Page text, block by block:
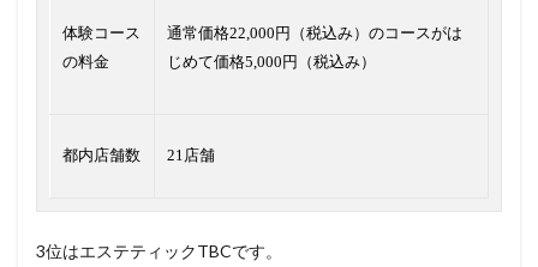
体験コース
の料金
通常価格22,000円（税込み）のコースがは
じめて価格5,000円（税込み）
都内店舗数 21店舗
3位はエステティックTBCです。